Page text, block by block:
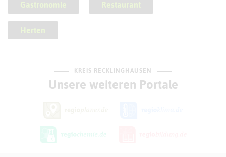
Gastronomie Restaurant
Herten
KREIS RECKLINGHAUSEN
Unsere weiteren Portale